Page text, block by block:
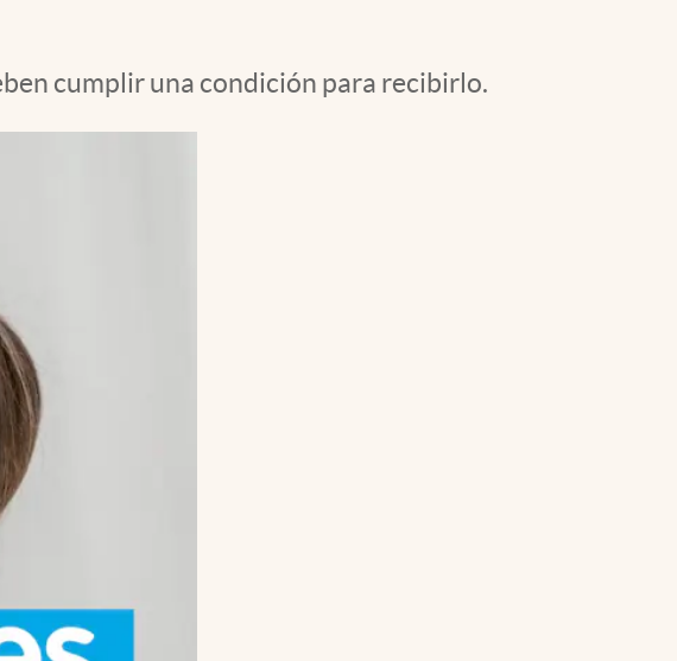
cumplir una condición para recibirlo.